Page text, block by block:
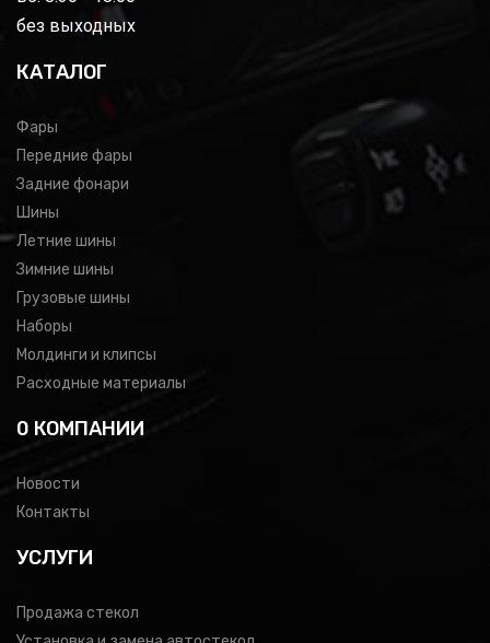
без выходных
КАТАЛОГ
Фары
Передние фары
Задние фонари
Шины
Летние шины
Зимние шины
Грузовые шины
Наборы
Молдинги и клипсы
Расходные материалы
0 КОМПАНИИ
Новости
Контакты
УСЛУГИ
Продажа стекол